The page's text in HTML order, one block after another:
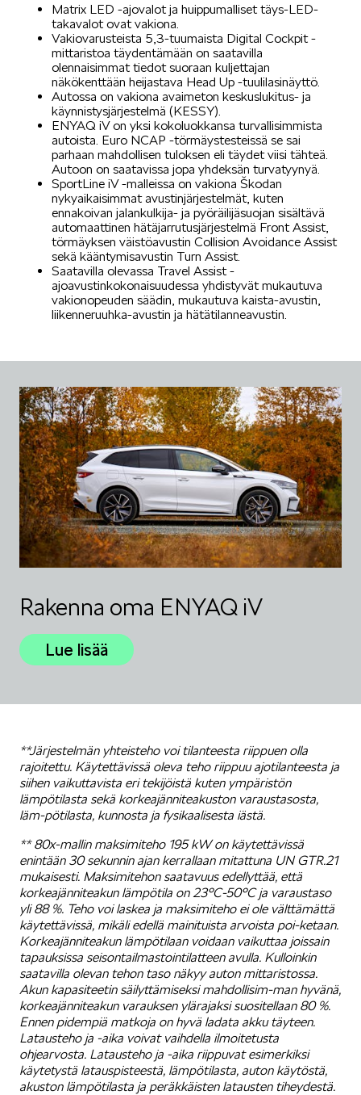
Matrix LED -ajovalot ja huippumalliset täys-LED-
takavalot ovat vakiona.
Vakiovarusteista 5,3-tuumaista Digital Cockpit -
mittaristoa täydentämään on saatavilla
olennaisimmat tiedot suoraan kuljettajan
näkökenttään heijastava Head Up -tuulilasinäyttö.
Autossa on vakiona avaimeton keskuslukitus- ja
käynnistysjärjestelmä (KESSY).
ENYAQ iV on yksi kokoluokkansa turvallisimmista
autoista. Euro NCAP -törmäystesteissä se sai
parhaan mahdollisen tuloksen eli täydet viisi tähteä.
Autoon on saatavissa jopa yhdeksän turvatyynyä.
SportLine iV -malleissa on vakiona Škodan
nykyaikaisimmat avustinjärjestelmät, kuten
ennakoivan jalankulkija- ja pyöräilijäsuojan sisältävä
automaattinen hätäjarrutusjärjestelmä Front Assist,
törmäyksen väistöavustin Collision Avoidance Assist
sekä kääntymisavustin Turn Assist.
Saatavilla olevassa Travel Assist -
ajoavustinkokonaisuudessa yhdistyvät mukautuva
vakionopeuden säädin, mukautuva kaista-avustin,
liikenneruuhka-avustin ja hätätilanneavustin.
Rakenna oma ENYAQ iV
Lue lisää
**Järjestelmän yhteisteho voi tilanteesta riippuen olla
rajoitettu. Käytettävissä oleva teho riippuu ajotilanteesta ja
siihen vaikuttavista eri tekijöistä kuten ympäristön
lämpötilasta sekä korkeajänniteakuston varaustasosta,
läm-pötilasta, kunnosta ja fysikaalisesta iästä.
** 80x-mallin maksimiteho 195 kW on käytettävissä
enintään 30 sekunnin ajan kerrallaan mitattuna UN GTR.21
mukaisesti. Maksimitehon saatavuus edellyttää, että
korkeajänniteakun lämpötila on 23°C-50°C ja varaustaso
yli 88 %. Teho voi laskea ja maksimiteho ei ole välttämättä
käytettävissä, mikäli edellä mainituista arvoista poi-ketaan.
Korkeajänniteakun lämpötilaan voidaan vaikuttaa joissain
tapauksissa seisontailmastointilatteen avulla. Kulloinkin
saatavilla olevan tehon taso näkyy auton mittaristossa.
Akun kapasiteetin säilyttämiseksi mahdollisim-man hyvänä,
korkeajänniteakun varauksen ylärajaksi suositellaan 80 %.
Ennen pidempiä matkoja on hyvä ladata akku täyteen.
Latausteho ja -aika voivat vaihdella ilmoitetusta
ohjearvosta. Latausteho ja -aika riippuvat esimerkiksi
käytetystä latauspisteestä, lämpötilasta, auton käytöstä,
akuston lämpötilasta ja peräkkäisten latausten tiheydestä.